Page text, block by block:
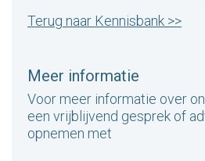
Terug naar Kennisbank >>
Meer informatie
Voor meer informatie over
een vrijblijvend gesprek of
opnemen met